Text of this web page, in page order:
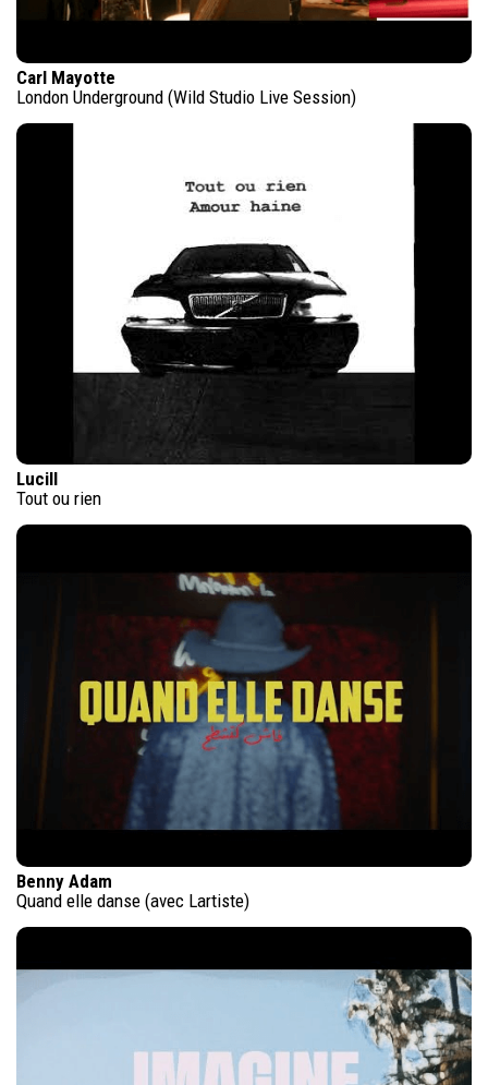
Carl Mayotte
London Underground (Wild Studio Live Session)
Lucill
Tout ou rien
Benny Adam
Quand elle danse (avec Lartiste)